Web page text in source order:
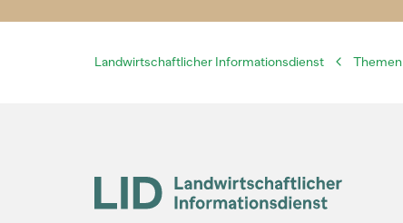
Landwirtschaftlicher Informationsdienst Themen